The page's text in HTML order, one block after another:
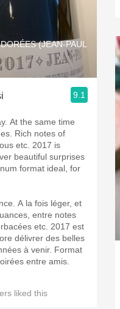
(JEAN-PAUL
9.1
At the same time
Rich notes of
etc. 2017 is
beautiful surprises
format ideal, for
A la fois léger, et
entre notes
etc. 2017 est
délivrer des belles
à venir. Format
entre amis.
liked this